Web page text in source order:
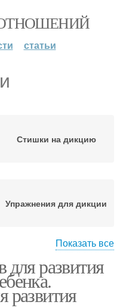
статьи
Стишки на дикцию
Упражнения для дикции
дикции
Показать все
для развития
развития